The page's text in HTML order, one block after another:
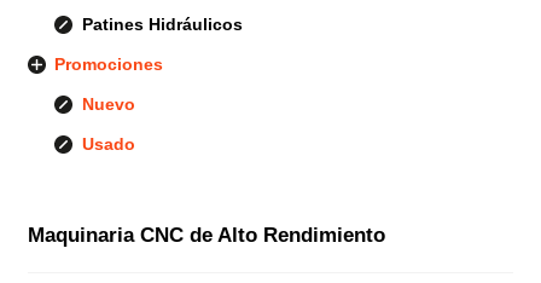
Patines Hidráulicos
Promociones
Nuevo
Usado
Maquinaria CNC de Alto Rendimiento